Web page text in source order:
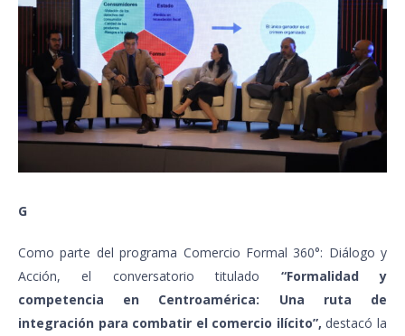
G
Como parte del programa Comercio Formal 360°: Diálogo y
Acción, el conversatorio titulado “Formalidad y
competencia en Centroamérica: Una ruta de
integración para combatir el comercio ilícito”, destacó la